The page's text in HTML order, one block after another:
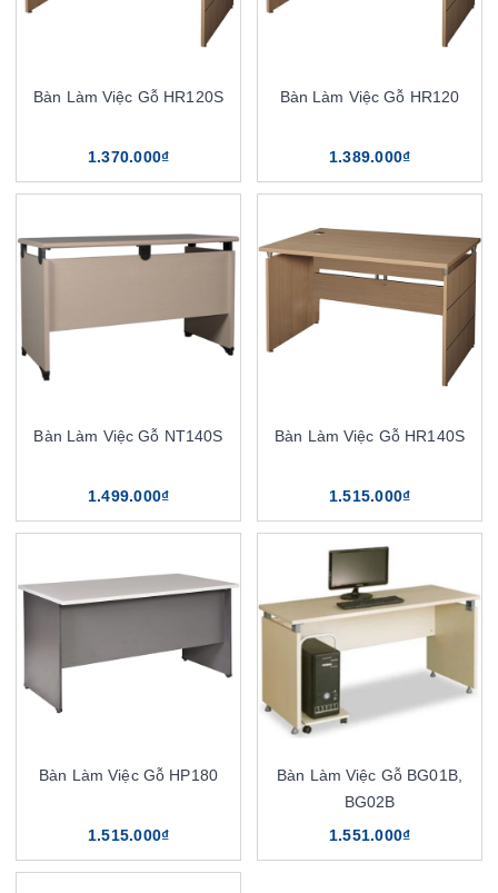
Bàn Làm Việc Gỗ HR120S
1.370.000₫
Bàn Làm Việc Gỗ HR120
1.389.000₫
Bàn Làm Việc Gỗ NT140S
1.499.000₫
Bàn Làm Việc Gỗ HR140S
1.515.000₫
Bàn Làm Việc Gỗ HP180
1.515.000₫
Bàn Làm Việc Gỗ BG01B,
BG02B
1.551.000₫